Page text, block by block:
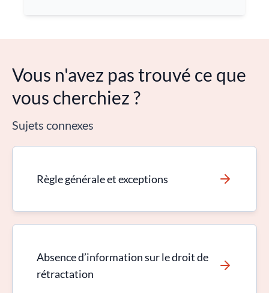
Vous n'avez pas trouvé ce que
vous cherchiez ?
Sujets connexes
Règle générale et exceptions
Absence d’information sur le droit de
rétractation